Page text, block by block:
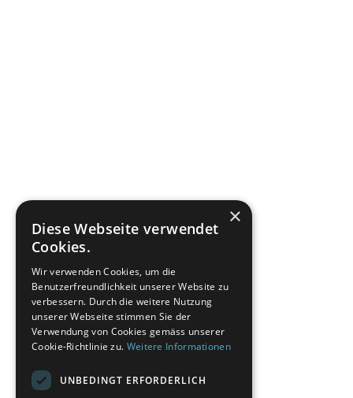
×
Diese Webseite verwendet
Cookies.
Wir verwenden Cookies, um die
Benutzerfreundlichkeit unserer Website zu
verbessern. Durch die weitere Nutzung
unserer Webseite stimmen Sie der
Verwendung von Cookies gemäss unserer
Cookie-Richtlinie zu. Weitere Informationen
UNBEDINGT ERFORDERLICH